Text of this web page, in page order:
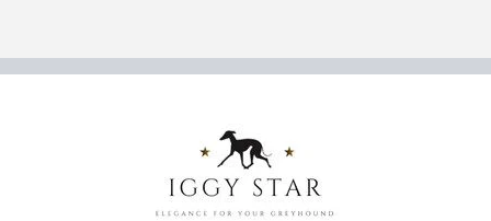
wybrać
produktu
wybrać